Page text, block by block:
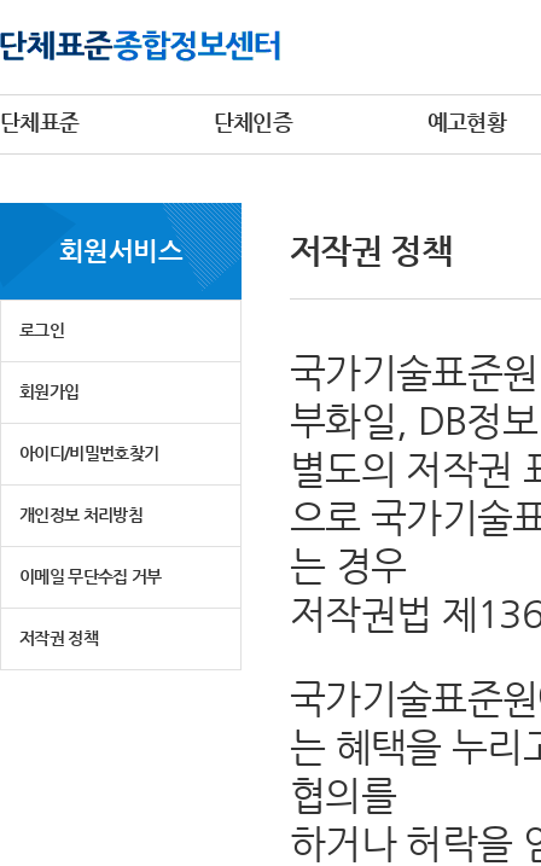
단체표준 단체인증 예고현황
회원서비스
로그인
회원가입
아이디/비밀번호찾기
개인정보 처리방침
이메일 무단수집 거부
저작권 정책
저작권 정책
국가기술표준
부화일, DB정
별도의 저작권
으로 국가기술
는 경우
저작권법 제
국가기술표준
는 혜택을 누리
협의를
하거나 허락을